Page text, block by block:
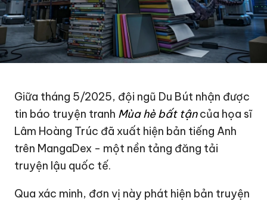
Giữa tháng 5/2025, đội ngũ Du Bút nhận được
tin báo truyện tranh Mùa hè bất tậncủa họa sĩ
Lâm Hoàng Trúc đã xuất hiện bản tiếng Anh
trên MangaDex - một nền tảng đăng tải
truyện lậu quốc tế.
Qua xác minh, đơn vị này phát hiện bản truyện